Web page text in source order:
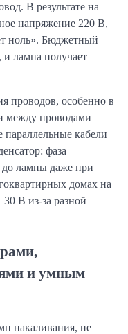
В результате на
напряжение 220 В,
ноль». Бюджетный
и лампа получает
проводов, особенно в
между проводами
кабели
фаза
лампы даже при
домах на
В из-за разной
и умным
накаливания, не